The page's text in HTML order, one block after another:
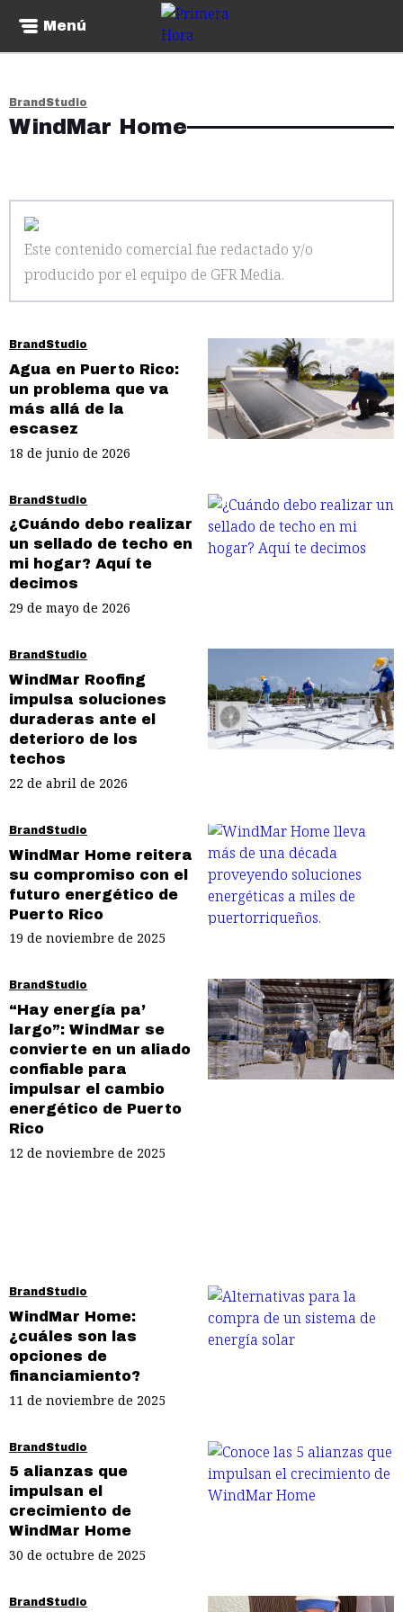
Menú
BrandStudio
WindMar Home
Este contenido comercial fue redactado y/o
producido por el equipo de GFR Media.
BrandStudio
Agua en Puerto Rico:
un problema que va
más allá de la
escasez
18 de junio de 2026
BrandStudio
¿Cuándo debo realizar
un sellado de techo en
mi hogar? Aquí te
decimos
29 de mayo de 2026
BrandStudio
WindMar Roofing
impulsa soluciones
duraderas ante el
deterioro de los
techos
22 de abril de 2026
BrandStudio
WindMar Home reitera
su compromiso con el
futuro energético de
Puerto Rico
19 de noviembre de 2025
BrandStudio
“Hay energía pa’
largo”: WindMar se
convierte en un aliado
confiable para
impulsar el cambio
energético de Puerto
Rico
12 de noviembre de 2025
BrandStudio
WindMar Home:
¿cuáles son las
opciones de
financiamiento?
11 de noviembre de 2025
BrandStudio
5 alianzas que
impulsan el
crecimiento de
WindMar Home
30 de octubre de 2025
BrandStudio